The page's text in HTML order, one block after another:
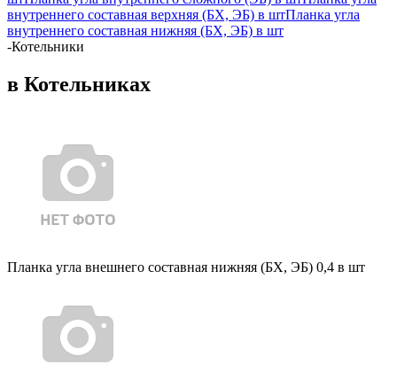
внутреннего составная верхняя (БХ, ЭБ) в штПланка угла
внутреннего составная нижняя (БХ, ЭБ) в шт
-Котельники
в Котельниках
Планка угла внешнего составная нижняя (БХ, ЭБ) 0,4 в шт